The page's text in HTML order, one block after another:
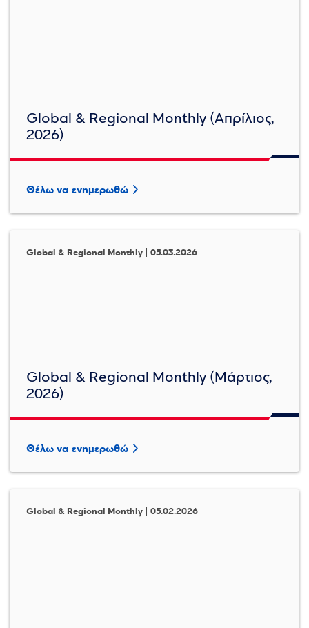
Global & Regional Monthly (Απρίλιος,
2026)
Θέλω να ενημερωθώ
Global & Regional Monthly | 05.03.2026
Global & Regional Monthly (Μάρτιος,
2026)
Θέλω να ενημερωθώ
Global & Regional Monthly | 05.02.2026